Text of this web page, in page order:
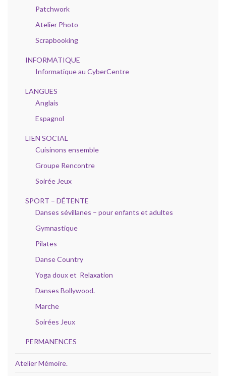
Patchwork
Atelier Photo
Scrapbooking
INFORMATIQUE
Informatique au CyberCentre
LANGUES
Anglais
Espagnol
LIEN SOCIAL
Cuisinons ensemble
Groupe Rencontre
Soirée Jeux
SPORT – DÉTENTE
Danses sévillanes – pour enfants et adultes
Gymnastique
Pilates
Danse Country
Yoga doux et Relaxation
Danses Bollywood.
Marche
Soirées Jeux
PERMANENCES
Atelier Mémoire.